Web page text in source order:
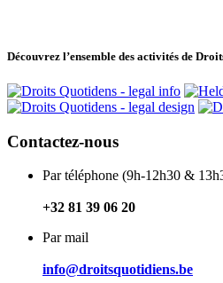
Découvrez l’ensemble des activités de
Contactez-nous
Par téléphone (9h-12h30 &
+32 81 39 06 20
Par mail
info@droitsquotidiens.be